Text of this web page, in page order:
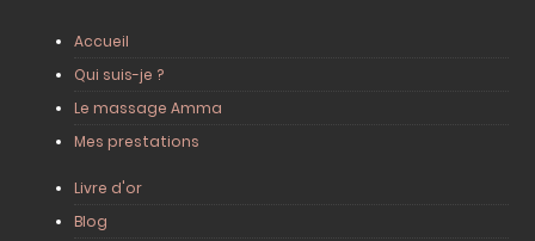
Accueil
Qui suis-je ?
Le massage Amma
Mes prestations
Livre d'or
Blog